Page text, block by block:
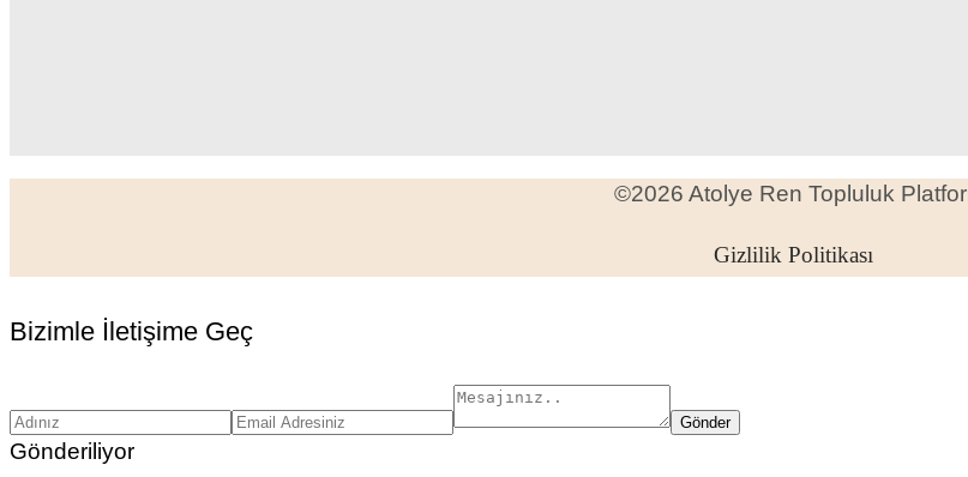
©2026 Atolye Ren Topluluk
Gizlilik Politikası
Bizimle İletişime Geç
Gönder
Gönderiliyor